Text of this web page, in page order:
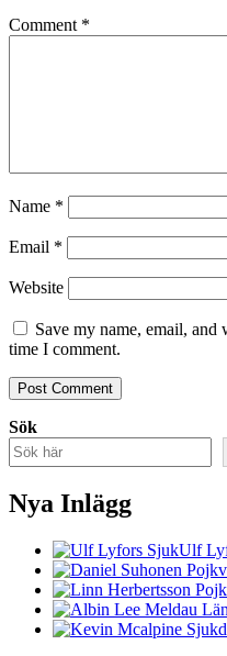
Comment *
Name *
Email *
Website
Save my name, email,
time I comment.
Sök
Nya Inlägg
Ulf